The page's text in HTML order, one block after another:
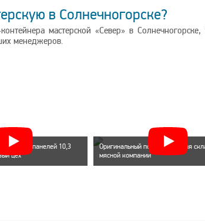
в Солнечногорске?
мастерской «Север» в
менеджеров.
сэндвич панелей 10,3
цех
Оригинальный пост охраны для
мясной компании